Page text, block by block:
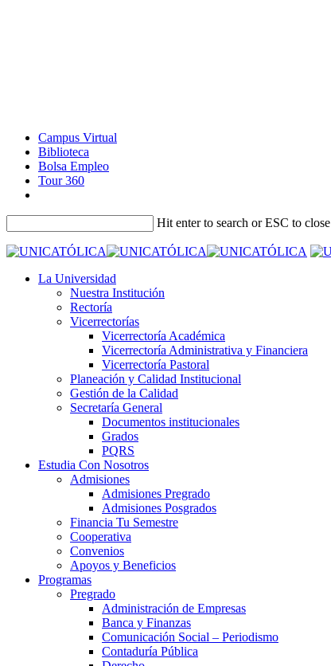
Campus Virtual
Biblioteca
Bolsa Empleo
Tour 360
Hit enter to search or ESC to close
La Universidad
Nuestra Institución
Rectoría
Vicerrectorías
Vicerrectoría Académica
Vicerrectoría Administrativa y Financiera
Vicerrectoría Pastoral
Planeación y Calidad Institucional
Gestión de la Calidad
Secretaría General
Documentos institucionales
Grados
PQRS
Estudia Con Nosotros
Admisiones
Admisiones Pregrado
Admisiones Posgrados
Financia Tu Semestre
Cooperativa
Convenios
Apoyos y Beneficios
Programas
Pregrado
Administración de Empresas
Banca y Finanzas
Comunicación Social – Periodismo
Contaduría Pública